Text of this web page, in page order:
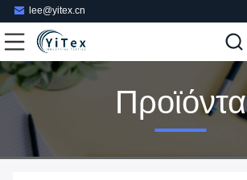
lee@yitex.cn
Προϊόντα